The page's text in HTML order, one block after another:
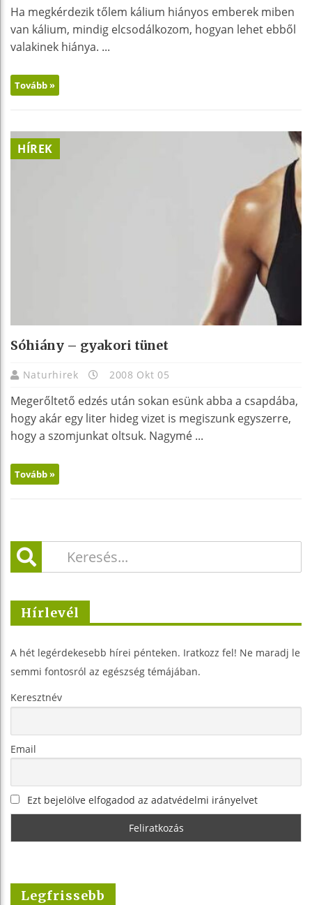
Ha megkérdezik tőlem kálium hiányos emberek miben
van kálium, mindig elcsodálkozom, hogyan lehet ebből
valakinek hiánya. ...
Tovább »
HÍREK
Sóhiány – gyakori tünet
Naturhirek 2008 Okt 05
Megerőltető edzés után sokan esünk abba a csapdába,
hogy akár egy liter hideg vizet is megiszunk egyszerre,
hogy a szomjunkat oltsuk. Nagymé ...
Tovább »
Hírlevél
A hét legérdekesebb hírei pénteken. Iratkozz fel! Ne maradj le
semmi fontosról az egészség témájában.
Keresztnév
Email
Ezt bejelölve elfogadod az adatvédelmi irányelvet
Legfrissebb